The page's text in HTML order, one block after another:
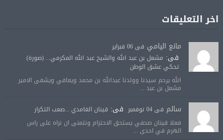
اخر التعليقات
مانع اليامي فى 06 فبراير
فى: مشعل بن عبد الله والشيخ عبد الله المكرمي... (صورة)
تحكي عشق الوطن
الله يرحم سيدنا وولدنا عبدالله بن محمد ويعافي ويشفى الامير
مشعل بن عبد ...
سالم فى 04 نوفمبر فى: قينان الغامدي ...صعب التكرار
فعلا قينان صحفي يستحق الاحترام ونتمنى ان نراه على راس
الهرم في احدى ...